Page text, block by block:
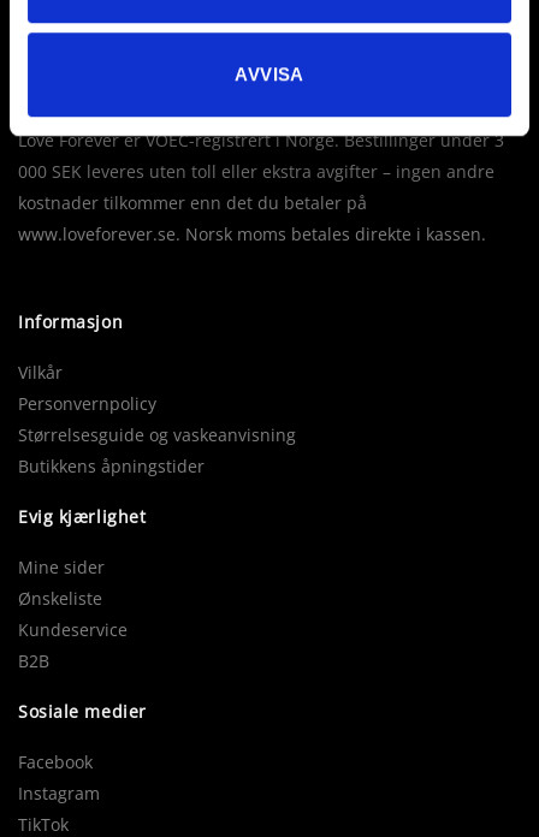
AVVISA
E-post:info@loveforever.se
Love Forever er VOEC-registrert i Norge. Bestillinger under 3
000 SEK leveres uten toll eller ekstra avgifter – ingen andre
kostnader tilkommer enn det du betaler på
www.loveforever.se. Norsk moms betales direkte i kassen.
Informasjon
Vilkår
Personvernpolicy
Størrelsesguide og vaskeanvisning
Butikkens åpningstider
Evig kjærlighet
Mine sider
Ønskeliste
Kundeservice
B2B
Sosiale medier
Facebook
Instagram
TikTok